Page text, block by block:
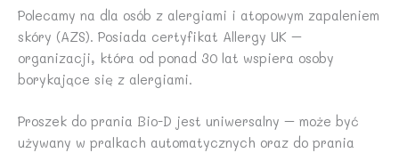
Polecamy na dla osób z alergiami i atopowym zapaleniem
skóry (AZS). Posiada certyfikat Allergy UK –
organizacji, która od ponad 30 lat wspiera osoby
borykające się z alergiami.
Proszek do prania Bio-D jest uniwersalny – może być
używany w pralkach automatycznych oraz do prania